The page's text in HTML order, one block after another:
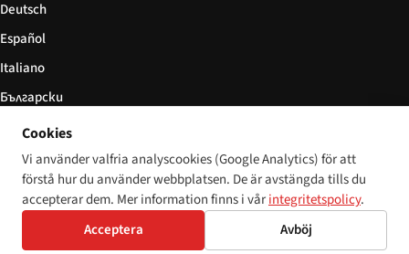
Deutsch
Español
Italiano
Български
简体中文
© 2026 Disability World. Alla rättigheter förbehållna. Cookie settings
DeutschEspañol 简体中文Polski
Cookies
Vi använder valfria analyscookies (Google Analytics) för att
förstå hur du använder webbplatsen. De är avstängda tills du
accepterar dem. Mer information finns i vårintegritetspolicy.
Acceptera
Avböj